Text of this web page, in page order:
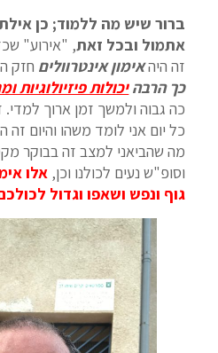
ברור שיש מה ללמוד; כן
אתמול ובכל זאת, "אירוע"
זה היהאימון אינטרוולים חזק
כך הרבהיכולות פיזיולוגיות
כה גבוה ולמשך זמן ארוך
כל יום אני לומד משהו והיום
מה שהביאני למצב זה בבוקר
וסופ"ש נעים לכולנו וכן, אלו
גוף ונפש ושאפו וגדול